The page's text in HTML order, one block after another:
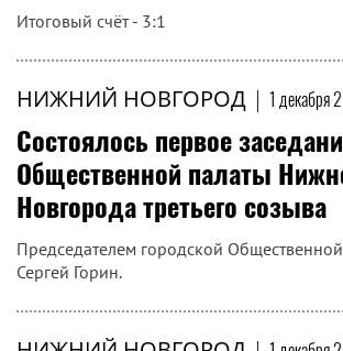
Итоговый счёт - 3:1
НИЖНИЙ НОВГОРОД | 1 декабря
Состоялось первое
Общественной палаты
Новгорода третьего созыва
Председателем городской
Сергей Горин.